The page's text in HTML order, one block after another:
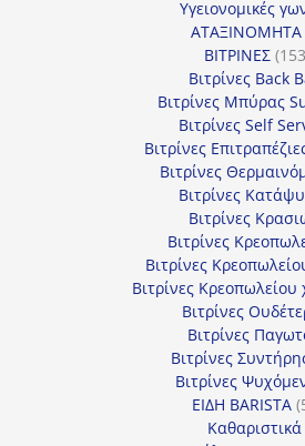
Υγειονομικές
ΑΤΑΞΙΝΟΜΗΤΑ
ΒΙΤΡΙΝΕΣ 153
Βιτρίνες Back
Βιτρίνες Mπύρας
Βιτρίνες Self
Βιτρίνες
Βιτρίνες
Βιτρίνες
Βιτρίνες
Βιτρίνες
Βιτρίνες
Βιτρίνες Κρεοπωλείου
Βιτρίνες
Βιτρίνες
Βιτρίνες
Βιτρίνες
ΕΙΔΗ BARISTA
Καθαριστικά